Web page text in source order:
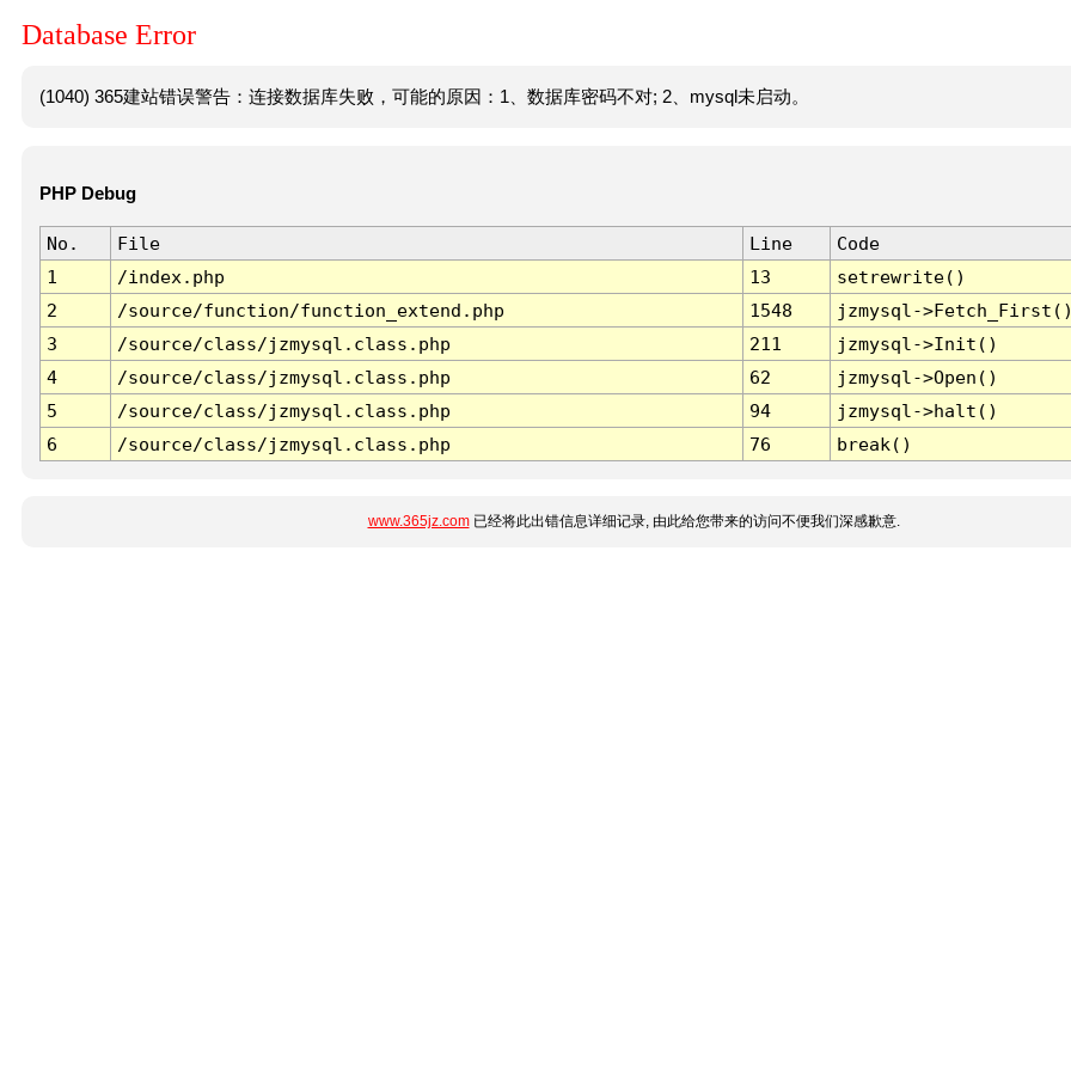
Database Error
(1040) 365建站错误警告：连接数据库失败，可能的原因：1、数据库密码不对; 2、mysql未启动。
PHP Debug
No. File Line
Code
1
/index.php 13
setrewrite()
2
/source/function/function_extend.php 1548
jzmysql-
3
/source/class/jzmysql.class.php 211
jzmysql->Init()
4
/source/class/jzmysql.class.php 62
jzmysql->Open()
5
/source/class/jzmysql.class.php 94
jzmysql->halt()
6
/source/class/jzmysql.class.php 76 break()
www.365jz.com已经将此出错信息详细记录, 由此给您带来的访问不便我们深感歉意.